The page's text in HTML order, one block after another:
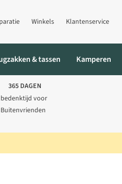
Winkels Klantenservice
& tassen Kamperen
365 DAGEN
bedenktijd voor
Buitenvrienden